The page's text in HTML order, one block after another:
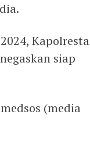
Kapolresta
siap
(media